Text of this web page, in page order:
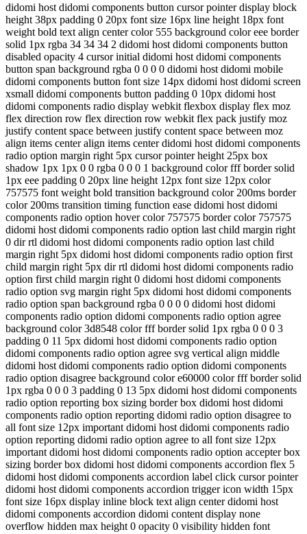
didomi host didomi components button cursor pointer display block
height 38px padding 0 20px font size 16px line height 18px font
weight bold text align center color 555 background color eee border
solid 1px rgba 34 34 34 2 didomi host didomi components button
disabled opacity 4 cursor initial didomi host didomi components
button span background rgba 0 0 0 0 didomi host didomi mobile
didomi components button font size 14px didomi host didomi screen
xsmall didomi components button padding 0 10px didomi host
didomi components radio display webkit flexbox display flex moz
flex direction row flex direction row webkit flex pack justify moz
justify content space between justify content space between moz
align items center align items center didomi host didomi components
radio option margin right 5px cursor pointer height 25px box
shadow 1px 1px 0 0 rgba 0 0 0 1 background color fff border solid
1px eee padding 0 20px line height 12px font size 12px color
757575 font weight bold transition background color 200ms border
color 200ms transition timing function ease didomi host didomi
components radio option hover color 757575 border color 757575
didomi host didomi components radio option last child margin right
0 dir rtl didomi host didomi components radio option last child
margin right 5px didomi host didomi components radio option first
child margin right 5px dir rtl didomi host didomi components radio
option first child margin right 0 didomi host didomi components
radio option svg margin right 5px didomi host didomi components
radio option span background rgba 0 0 0 0 didomi host didomi
components radio option didomi components radio option agree
background color 3d8548 color fff border solid 1px rgba 0 0 0 3
padding 0 11 5px didomi host didomi components radio option
didomi components radio option agree svg vertical align middle
didomi host didomi components radio option didomi components
radio option disagree background color e60000 color fff border solid
1px rgba 0 0 0 3 padding 0 13 5px didomi host didomi components
radio option reporting box sizing border box didomi host didomi
components radio option reporting didomi radio option disagree to
all font size 12px important didomi host didomi components radio
option reporting didomi radio option agree to all font size 12px
important didomi host didomi components radio option accepter box
sizing border box didomi host didomi components accordion flex 5
didomi host didomi components accordion label click cursor pointer
didomi host didomi components accordion trigger icon width 15px
font size 16px display inline block text align center didomi host
didomi components accordion didomi content display none
overflow hidden max height 0 opacity 0 visibility hidden font